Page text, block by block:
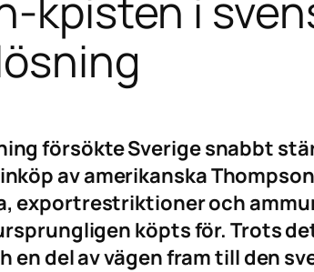
försökte Sverige snabbt
av amerikanska
exportrestriktioner och
köpts för. Trots
del av vägen fram till den